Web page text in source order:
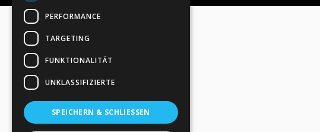
PERFORMANCE
TARGETING
FUNKTIONALITÄT
UNKLASSIFIZIERTE
SPEICHERN & SCHLIESSEN